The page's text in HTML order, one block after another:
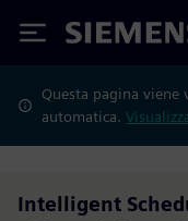
Siemens
Questa pagina
automatica.
Intelligent